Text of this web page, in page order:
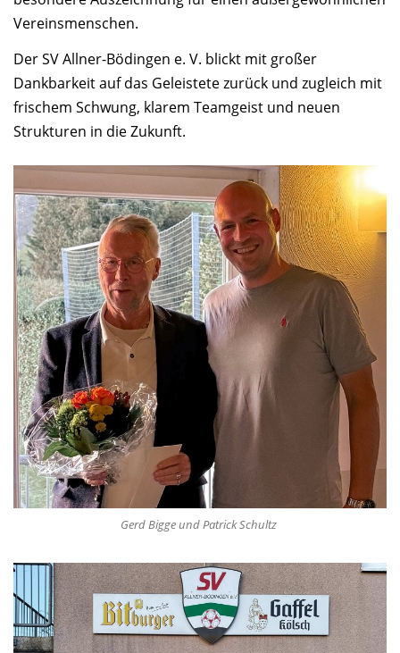
Vereinsmenschen.
Der SV Allner-Bödingen e. V. blickt mit großer
Dankbarkeit auf das Geleistete zurück und zugleich mit
frischem Schwung, klarem Teamgeist und neuen
Strukturen in die Zukunft.
Gerd Bigge und Patrick Schultz